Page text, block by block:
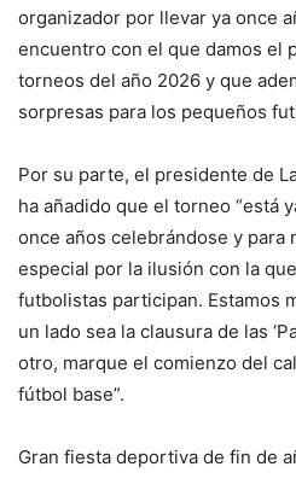
organizador por llevar ya once
encuentro con el que damos el
torneos del año 2026 y que
sorpresas para los pequeños
Por su parte, el presidente de
ha añadido que el torneo “está
once años celebrándose y para
especial por la ilusión con la
futbolistas participan. Estamos
un lado sea la clausura de las
otro, marque el comienzo del
fútbol base”.
Gran fiesta deportiva de fin de